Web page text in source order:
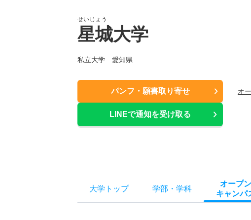
せいじょう
星城大学
私立大学 愛知県
パンフ・願書取り寄せ
LINEで通知を受け取る
オ
大学トップ 学部 ・ 学科
オープン
キャンパ